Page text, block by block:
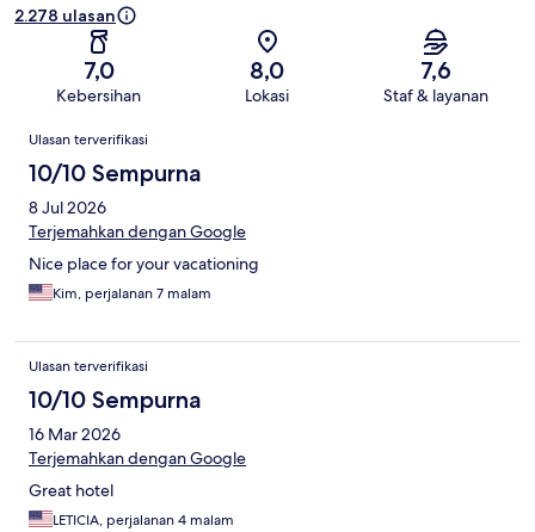
2.278 ulasan
7,0
Kebersihan
8,0
Lokasi
7,6
Staf & layanan
Ulasan
Ulasan terverifikasi
10/10 Sempurna
8 Jul 2026
Terjemahkan dengan Google
Nice place for your vacationing
Kim, perjalanan 7 malam
Ulasan terverifikasi
10/10 Sempurna
16 Mar 2026
Terjemahkan dengan Google
Great hotel
LETICIA, perjalanan 4 malam